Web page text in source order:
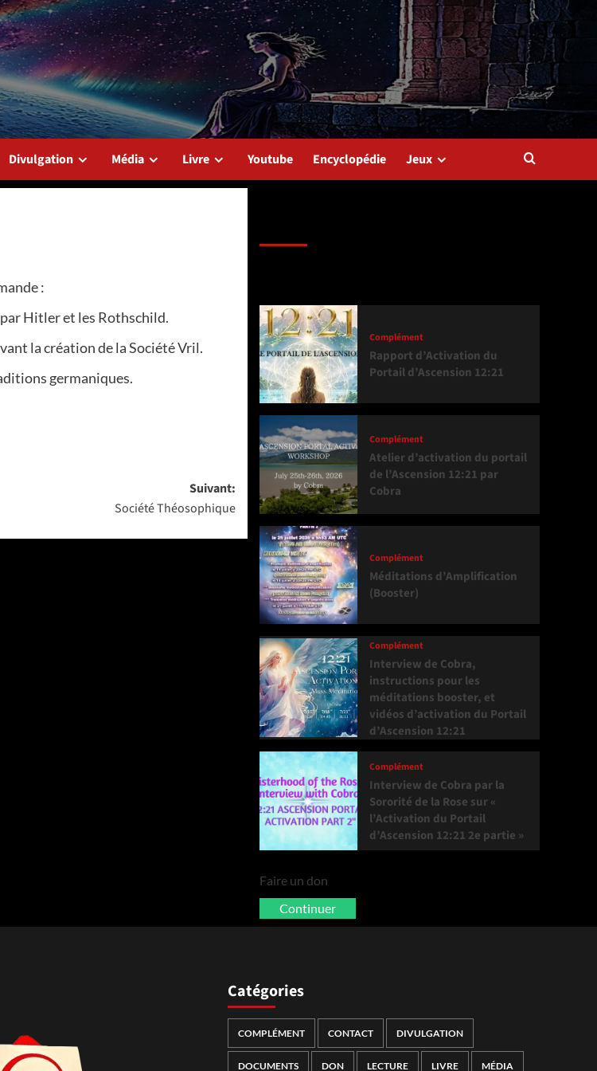
Divulgation Média Livre Youtube Encyclopédie Jeux
:
Hitler et les Rothschild.
la création de la Société Vril.
germaniques.
Suivant:
Société Théosophique
Complément
Rapport d’Activation du
Portail d’Ascension 12:21
Complément
Atelier d’activation du portail
de l’Ascension 12:21 par
Cobra
Complément
Méditations d’Amplification
(Booster)
Complément
Interview de Cobra,
instructions pour les
méditations booster, et
vidéos d’activation du Portail
d’Ascension 12:21
Complément
Interview de Cobra par la
Sororité de la Rose sur «
l’Activation du Portail
d’Ascension 12:21 2e partie »
Faire un don
Continuer
Catégories
COMPLÉMENT CONTACT DIVULGATION
DOCUMENTS DON LECTURE LIVRE MÉDIA